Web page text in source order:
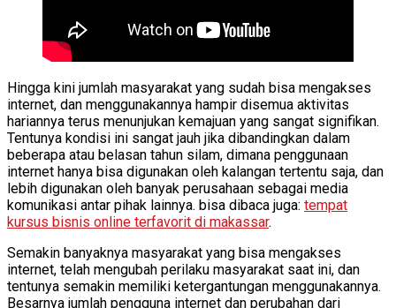
Hingga kini jumlah masyarakat yang sudah bisa mengakses
internet, dan menggunakannya hampir disemua aktivitas
hariannya terus menunjukan kemajuan yang sangat signifikan.
Tentunya kondisi ini sangat jauh jika dibandingkan dalam
beberapa atau belasan tahun silam, dimana penggunaan
internet hanya bisa digunakan oleh kalangan tertentu saja, dan
lebih digunakan oleh banyak perusahaan sebagai media
komunikasi antar pihak lainnya. bisa dibaca juga: tempat
kursus bisnis online terfavorit di makassar.
Semakin banyaknya masyarakat yang bisa mengakses
internet, telah mengubah perilaku masyarakat saat ini, dan
tentunya semakin memiliki ketergantungan menggunakannya.
Besarnya jumlah pengguna internet dan perubahan dari